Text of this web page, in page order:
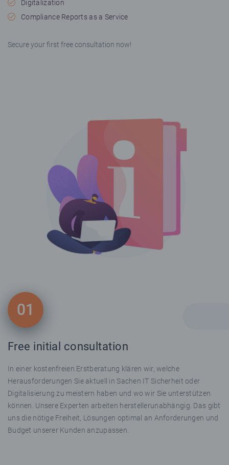
Digitalization
Compliance Reports as a Service
Secure your first free consultation now!
01
Free initial consultation
In einer kostenfreien Erstberatung klären wir, welche
Herausforderungen Sie aktuell in Sachen IT Sicherheit oder
Digitalisierung zu meistern haben und wo wir Sie unterstützen
können. Unsere Experten arbeiten herstellerunabhängig. Das gibt
uns die nötige Freiheit, Lösungen optimal an Anforderungen und
Budget unserer Kunden anzupassen.